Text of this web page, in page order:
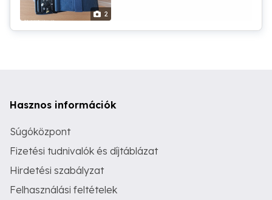
2
Hasznos információk
Súgóközpont
Fizetési tudnivalók és díjtáblázat
Hirdetési szabályzat
Felhasználási feltételek